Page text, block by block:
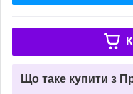
Що таке купити з